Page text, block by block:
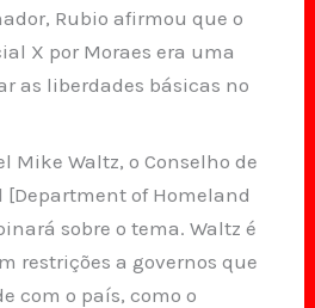
Rubio afirmou que o
X por Moraes era uma
as liberdades básicas no
Mike Waltz, o Conselho de
of Homeland
sobre o tema. Waltz é
restrições a governos que
com o país, como o